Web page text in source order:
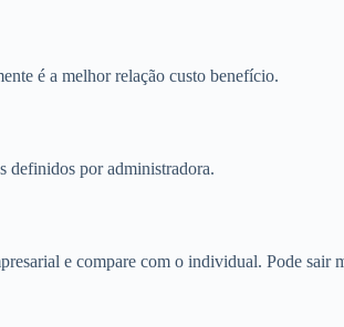
é a melhor relação custo benefício.
definidos por administradora.
e compare com o individual. Pode sair